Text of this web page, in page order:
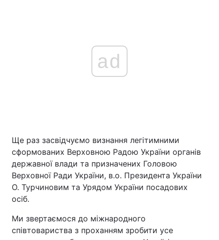
ad
Ще раз засвідчуємо визнання легітимними
сформованих Верховною Радою України органів
державної влади та призначених Головою
Верховної Ради України, в.о. Президента України
О. Турчиновим та Урядом України посадових
осіб.
Ми звертаємося до міжнародного
співтовариства з проханням зробити усе